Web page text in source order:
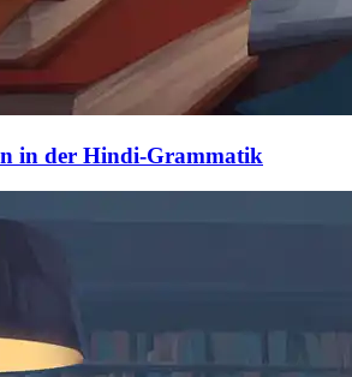
in der Hindi-Grammatik